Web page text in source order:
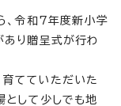
、令和7年度新小学
り贈呈式が行わ
てていただいた
として少しでも地